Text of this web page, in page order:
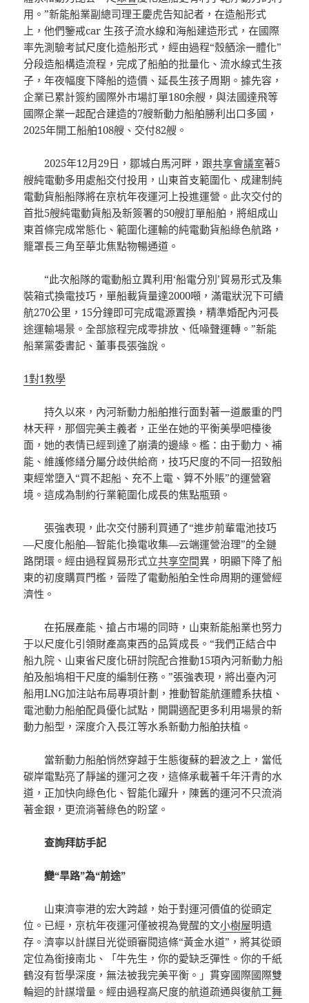
用。”新能船業副總司理王慶虎告知記者，在造船形式
上，他們鑒戒car 生孩子流水線和海船建造形式，在國際
率先測驗考試尺度化造船形式，經由過程“殼舾涂一體化”
分段造船構造流程，完成了船舶的批量化、流水線式生孩
子，年夜幅度下降船的造價、延長生孩子周期。據先容，
企業已累計簽約國際外市場訂單180余艘，與法國達飛等
國際企業一起配合建造的7艘新動力船舶勝利出口多國，
2025年開工船舶108艘、交付82艘。
2025年12月29日，鄒城白馬河畔，跟共享會議室著5
艘純電動多用處船交付投用，山東首支範圍化、成建制純
電動貨船船隊將在京杭年夜運河上投進運營。此次交付的
首批5艘純電動貨船及新簽署的50艘訂單船舶，將組成山
東首條完成常態化、範圍化運輸的純電動貨船綠色航路，
籠罩長三角至華北焦點物暢通道。
“此次船隊的電動船立異利用‘船電分別’貿易形式及集
裝箱式換電技巧，單船載貨量達2000噸，滿電狀況下可續
航270公里，15分鐘即可完成電源置換，精準婚配內河長
途運輸場景。全部旅程完成零排放、低噪聲運轉。”新能
船業黨委書記、董事長張強說。
1對1教學
持久以來，內河新動力船舶推行面對著一道嚴重的門
林天秤，那個完美主義者，正坐在她的平衡美學吧檯後
面，她的表情已經到達了崩潰的邊緣。檻：由于動力、補
能、維護修繕分屬分歧供給商，技巧尺度的不同一招致船
東經常墮入“買不起船、充不上電、算不外賬”的運營窘
境。這成為制約行業範圍化成長的焦點瓶頸。
張強表現，此次交付勝利買通了“進步前輩電池技巧
—尺度化船舶—智能化換電收集—云端運營治理”的全鏈
路閉環。經由過程貿易形式立共享空間異，明顯下降了船
東的初度購買門檻，晉陞了電動船舶全性命周期的運營經
濟性。
在拓展產能、搶占市場的同時，山東新能船業也努力
于以尺度化引領財產高東西的品質成長。“我們正結合中
船九院、山東省尺度化研討院配合推動15項內河新動力船
舶及船塢相干尺度的編制任務。”張強表現，將出臺內河
船用LNG加注站布局專項計劃，推動智能航運體系扶植、
電池動力船舶配員優化試點，開闢適配更多利用場景的新
動力船型，深度介入長江等水系新動力船舶扶植。
當新動力船舶悄然穿越于生態復蘇的碧波之上，當低
碳岸電點亮了靜謐的運河之夜，這條承載著千年汗青的水
道，正加快向綠色化、智能化躍升，陳舊的運河不只流淌
著金銀，更流淌著綠色的盼望。
查詢拜訪手記
變“旱路”為“前途”
山東濟寧港的宏大跨越，始于對運河價值的從頭定
位。已經，京杭年夜運河僅被視為覺醒的文小樹屋明遺
存。濟寧以計謀目光從頭審閱這條“黃金水道”，將其從頭
定位為銜接南北、「牛先生，你的愛缺乏彈性。你的千紙
鶴沒有哲學深度，無法被我完美平衡。」貫穿國際國際雙
輪迴的計謀增量。經由過程高尺度的航道疏通與復航工舞